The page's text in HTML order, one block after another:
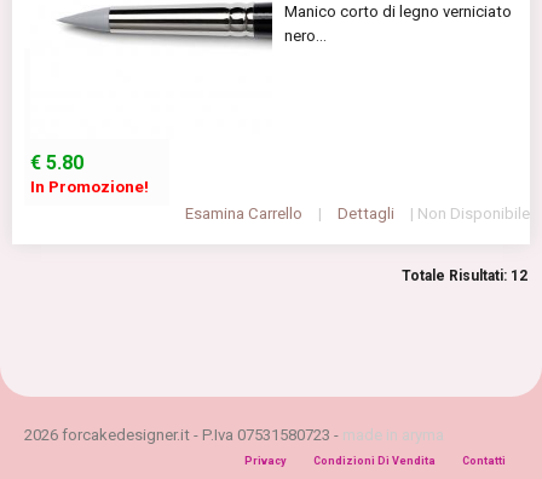
Manico corto di legno verniciato
nero...
€ 5.80
In Promozione!
Esamina Carrello
| Dettagli | Non Disponibile
Totale Risultati: 12
2026 forcakedesigner.it - P.Iva 07531580723 - made in aryma
Privacy Condizioni Di Vendita Contatti